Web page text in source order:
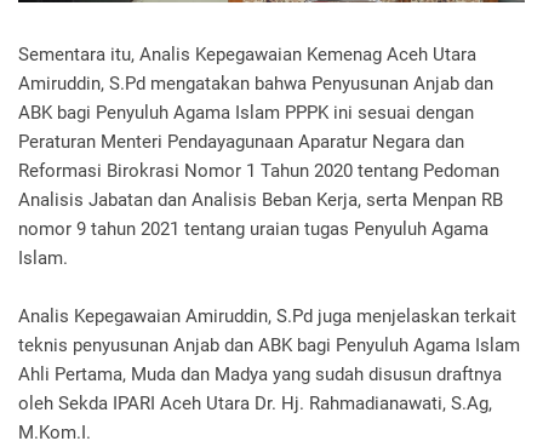
Sementara itu, Analis Kepegawaian Kemenag Aceh Utara
Amiruddin, S.Pd mengatakan bahwa Penyusunan Anjab dan
ABK bagi Penyuluh Agama Islam PPPK ini sesuai dengan
Peraturan Menteri Pendayagunaan Aparatur Negara dan
Reformasi Birokrasi Nomor 1 Tahun 2020 tentang Pedoman
Analisis Jabatan dan Analisis Beban Kerja, serta Menpan RB
nomor 9 tahun 2021 tentang uraian tugas Penyuluh Agama
Islam.
Analis Kepegawaian Amiruddin, S.Pd juga menjelaskan terkait
teknis penyusunan Anjab dan ABK bagi Penyuluh Agama Islam
Ahli Pertama, Muda dan Madya yang sudah disusun draftnya
oleh Sekda IPARI Aceh Utara Dr. Hj. Rahmadianawati, S.Ag,
M.Kom.I.